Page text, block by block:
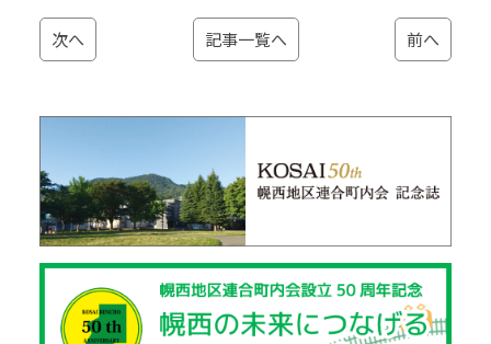
次へ 記事一覧へ 前へ